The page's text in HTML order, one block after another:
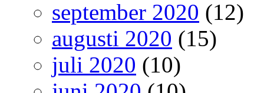
september 2020 (12)
augusti 2020 (15)
juli 2020 (10)